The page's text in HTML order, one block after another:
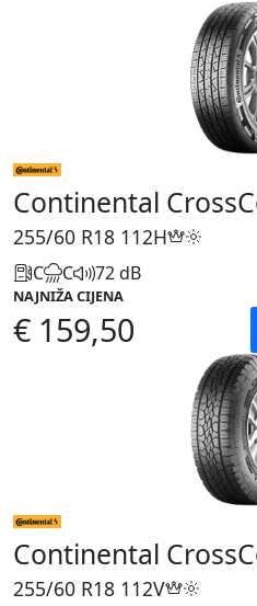
Continental
255/60 R18 112H
C C 72 dB
NAJNIŽA CIJENA
€ 159,50
Continental
255/60 R18 112V